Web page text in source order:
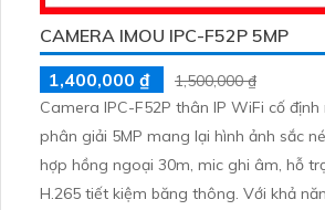
CAMERA IMOU IPC-F52P 5MP
1,400,000 ₫
1,500,000 ₫
Camera IPC-F52P thân IP WiFi cố
phân giải 5MP mang lại hình ảnh sắc
hợp hồng ngoại 30m, mic ghi âm, hỗ
H.265 tiết kiệm băng thông. Với khả năng phát hiện